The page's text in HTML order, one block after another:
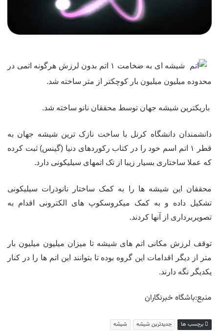
شیشه ای به ضخامت ۱ اتم بدون لرزش هرگونه اتمی در
محدوده میلیون میلیون بار کوچکتر از متر ساخته شد.
باریکترین شیشه جهان توسط محققان نانو ساخته شد.
دانشمندان دانشگاه کرنل با ساخت نازک ترین شیشه جهان به
قطر ۱ اتم اسم خود را در کتاب رکوردهای دنیا (گینس) ثبت کرده
که عملا ساختاری بسیار زیبا از تک اتمهای سیلیکونی دارد.
محققان این شیشه ها را به کمک ساختار نانوذرات سیلیکونی
تشکیل داده و به کمک میکروسکوپ های الکترونی اقدام به
تصویربرداری از آنها کردند.
توقف لرزش مکانی اتم های شیشه تا میزان میلیون میلیون بار
متر از دیگر اقدامات این گروه بوده تا بتوانند این اتم ها را در کنار
یکدیگر نگه دارند.
منبع:باشگاه خبرنگاران
برچسب ها جدیدترین شیشه شیشه